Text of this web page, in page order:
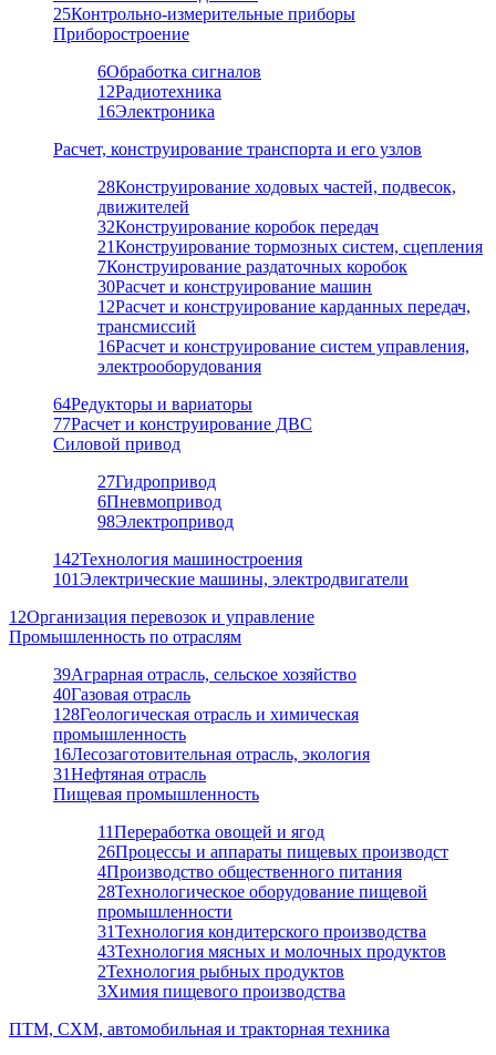
25Контрольно-измерительные приборы
Приборостроение
6Обработка сигналов
12Радиотехника
16Электроника
Расчет, конструирование транспорта и его узлов
28Конструирование ходовых частей, подвесок,
движителей
32Конструирование коробок передач
21Конструирование тормозных систем, сцепления
7Конструирование раздаточных коробок
30Расчет и конструирование машин
12Расчет и конструирование карданных передач,
трансмиссий
16Расчет и конструирование систем управления,
электрооборудования
64Редукторы и вариаторы
77Расчет и конструирование ДВС
Силовой привод
27Гидропривод
6Пневмопривод
98Электропривод
142Технология машиностроения
101Электрические машины, электродвигатели
12Организация перевозок и управление
Промышленность по отраслям
39Аграрная отрасль, сельское хозяйство
40Газовая отрасль
128Геологическая отрасль и химическая
промышленность
16Лесозаготовительная отрасль, экология
31Нефтяная отрасль
Пищевая промышленность
11Переработка овощей и ягод
26Процессы и аппараты пищевых производст
4Производство общественного питания
28Технологическое оборудование пищевой
промышленности
31Технология кондитерского производства
43Технология мясных и молочных продуктов
2Технология рыбных продуктов
3Химия пищевого производства
ПТМ, СХМ, автомобильная и тракторная техника